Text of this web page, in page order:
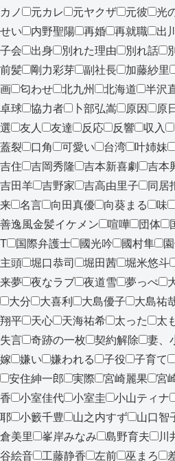
カノ
元カレ 元ヤクザ 元彼 光
せい
内野聖陽 再婚 再就職 出
子会
出身 別れた理由 別れ話
前髪
剛力彩芽 副社長 加藤紗里
画
匂わせ 北九州 北海道 半沢
卓球
協力者 卜部弘嵩 原因 原
選
友人 友達 反応 反響 収入
蓋裂
口角 可愛い 台湾 叶姉妹
吉住
吉岡秀隆 吉本新喜劇 吉本
吉田羊
吉野家 吉高由里子 同居
来
名言 向田真優 向葵まる 味
善逸風金髪イケメン
喧嘩 団体
T
国際弁護士 國光吟 國村隼
主頭
堀口恭司 堀田茜 堀米悠斗
来夢
夜なラブ 夜道雪 夢っぺ
大分
大喜利 大島優子 大島祐
翔平
天心 天海祐希 太った 太
失言
奇跡の一枚 契約解除 妻、
嫁
嫌い 嫌われる 子役 子育て
安住紳一郎
実際 宮崎麗果 宮
香
小室佳代 小室圭 小山ティナ
耶
小籔千豊 山之内すず 山口智
倉美里
峯岸みなみ 島野育夫 川
谷絵音
工藤静香 左前 巫まろ